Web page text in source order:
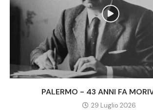
PALERMO - 43 ANNI FA
29 Luglio 2026